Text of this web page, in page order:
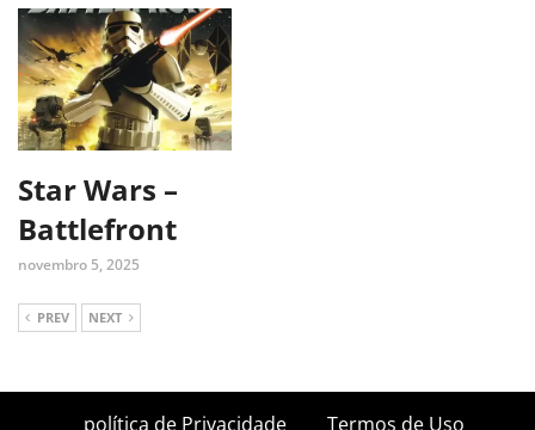
Star Wars –
Battlefront
novembro 5, 2025
PREV NEXT
política de Privacidade Termos de Uso